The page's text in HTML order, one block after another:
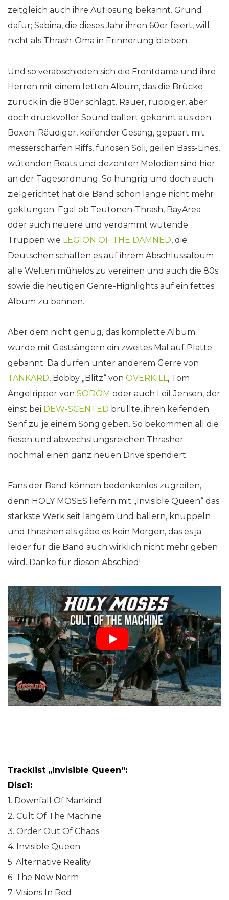
zeitgleich auch ihre Auflösung bekannt. Grund
dafür; Sabina, die dieses Jahr ihren 60er feiert, will
nicht als Thrash-Oma in Erinnerung bleiben.
Und so verabschieden sich die Frontdame und ihre
Herren mit einem fetten Album, das die Brücke
zurück in die 80er schlägt. Rauer, ruppiger, aber
doch druckvoller Sound ballert gekonnt aus den
Boxen. Räudiger, keifender Gesang, gepaart mit
messerscharfen Riffs, furiosen Soli, geilen Bass-Lines,
wütenden Beats und dezenten Melodien sind hier
an der Tagesordnung. So hungrig und doch auch
zielgerichtet hat die Band schon lange nicht mehr
geklungen. Egal ob Teutonen-Thrash, BayArea
oder auch neuere und verdammt wütende
Truppen wie LEGION OF THE DAMNED, die
Deutschen schaffen es auf ihrem Abschlussalbum
alle Welten mühelos zu vereinen und auch die 80s
sowie die heutigen Genre-Highlights auf ein fettes
Album zu bannen.
Aber dem nicht genug, das komplette Album
wurde mit Gastsängern ein zweites Mal auf Platte
gebannt. Da dürfen unter anderem Gerre von
TANKARD, Bobby „Blitz“ von OVERKILL, Tom
Angelripper von SODOM oder auch Leif Jensen, der
einst bei DEW-SCENTED brüllte, ihren keifenden
Senf zu je einem Song geben. So bekommen all die
fiesen und abwechslungsreichen Thrasher
nochmal einen ganz neuen Drive spendiert.
Fans der Band können bedenkenlos zugreifen,
denn HOLY MOSES liefern mit „Invisible Queen“ das
stärkste Werk seit langem und ballern, knüppeln
und thrashen als gäbe es kein Morgen, das es ja
leider für die Band auch wirklich nicht mehr geben
wird. Danke für diesen Abschied!
Tracklist „Invisible Queen“:
Disc1:
1. Downfall Of Mankind
2. Cult Of The Machine
3. Order Out Of Chaos
4. Invisible Queen
5. Alternative Reality
6. The New Norm
7. Visions In Red